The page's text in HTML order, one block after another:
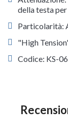
della testa
Particolarità:
"High
Codice: KS-